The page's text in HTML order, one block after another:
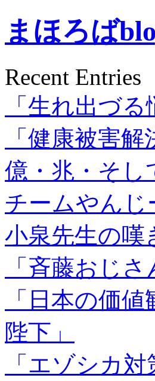
まほろば
Recent Entries
「生れ出づ
「健康被害
億・兆・そし
チームやん
小泉先生の嘆
「斉藤おじ
「日本の価
陛下」
「エゾシカ